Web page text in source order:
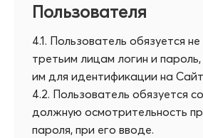
Пользователя
4.1. Пользователь обязуется
третьим лицам логин и
им для идентификации на
4.2. Пользователь обязуется
должную осмотрительность
пароля, при его вводе.